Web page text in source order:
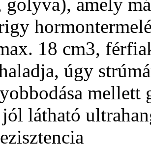
18 cm3,
úgy
látható